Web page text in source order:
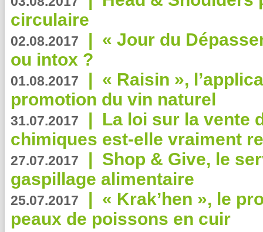
circulaire
02.08.2017 | « Jour du
ou intox ?
01.08.2017 | « Raisin »,
promotion du vin naturel
31.07.2017 | La loi sur la vente
chimiques est-elle vraiment
27.07.2017 | Shop & Give, le
gaspillage alimentaire
25.07.2017 | « Krak’hen », le
peaux de poissons en cuir